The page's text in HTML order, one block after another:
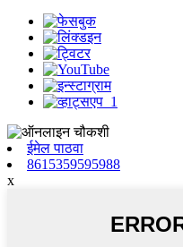
ईमेल पाठवा
8615359595988
x